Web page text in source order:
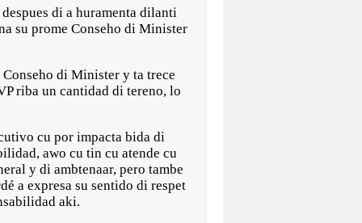
di a huramenta dilanti
su prome Conseho di Minister
di Minister y ta trece
riba un cantidad di tereno, lo
cu por impacta bida di
awo cu tin cu atende cu
y di ambtenaar, pero tambe
a expresa su sentido di respet
aki.